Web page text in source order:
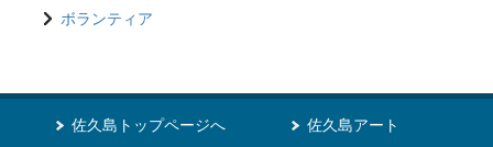
ボランティア
佐久島トップページへ 佐久島アート